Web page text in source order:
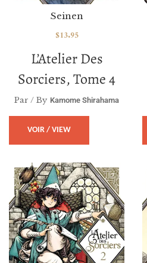
L’Atelier Des
Sorciers, Tome 4
Seinen
$13.95
Par / By Kamome Shirahama
VOIR / VIEW